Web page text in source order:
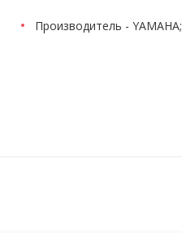
Производитель - YAMAHA;